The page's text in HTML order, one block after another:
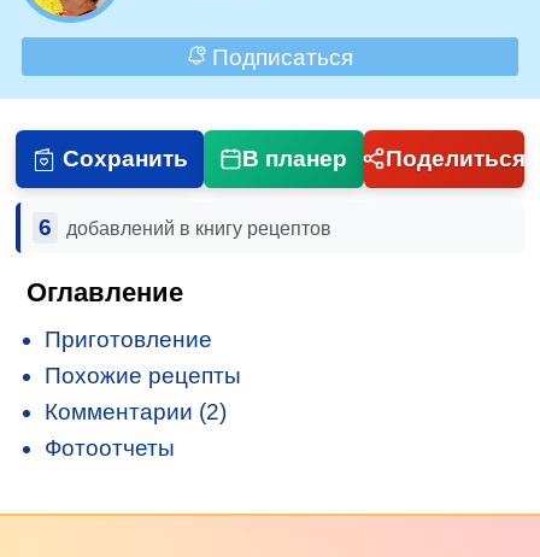
Подписаться
Сохранить В планер Поделиться
6 добавлений в книгу рецептов
Оглавление
Приготовление
Похожие рецепты
Комментарии (2)
Фотоотчеты